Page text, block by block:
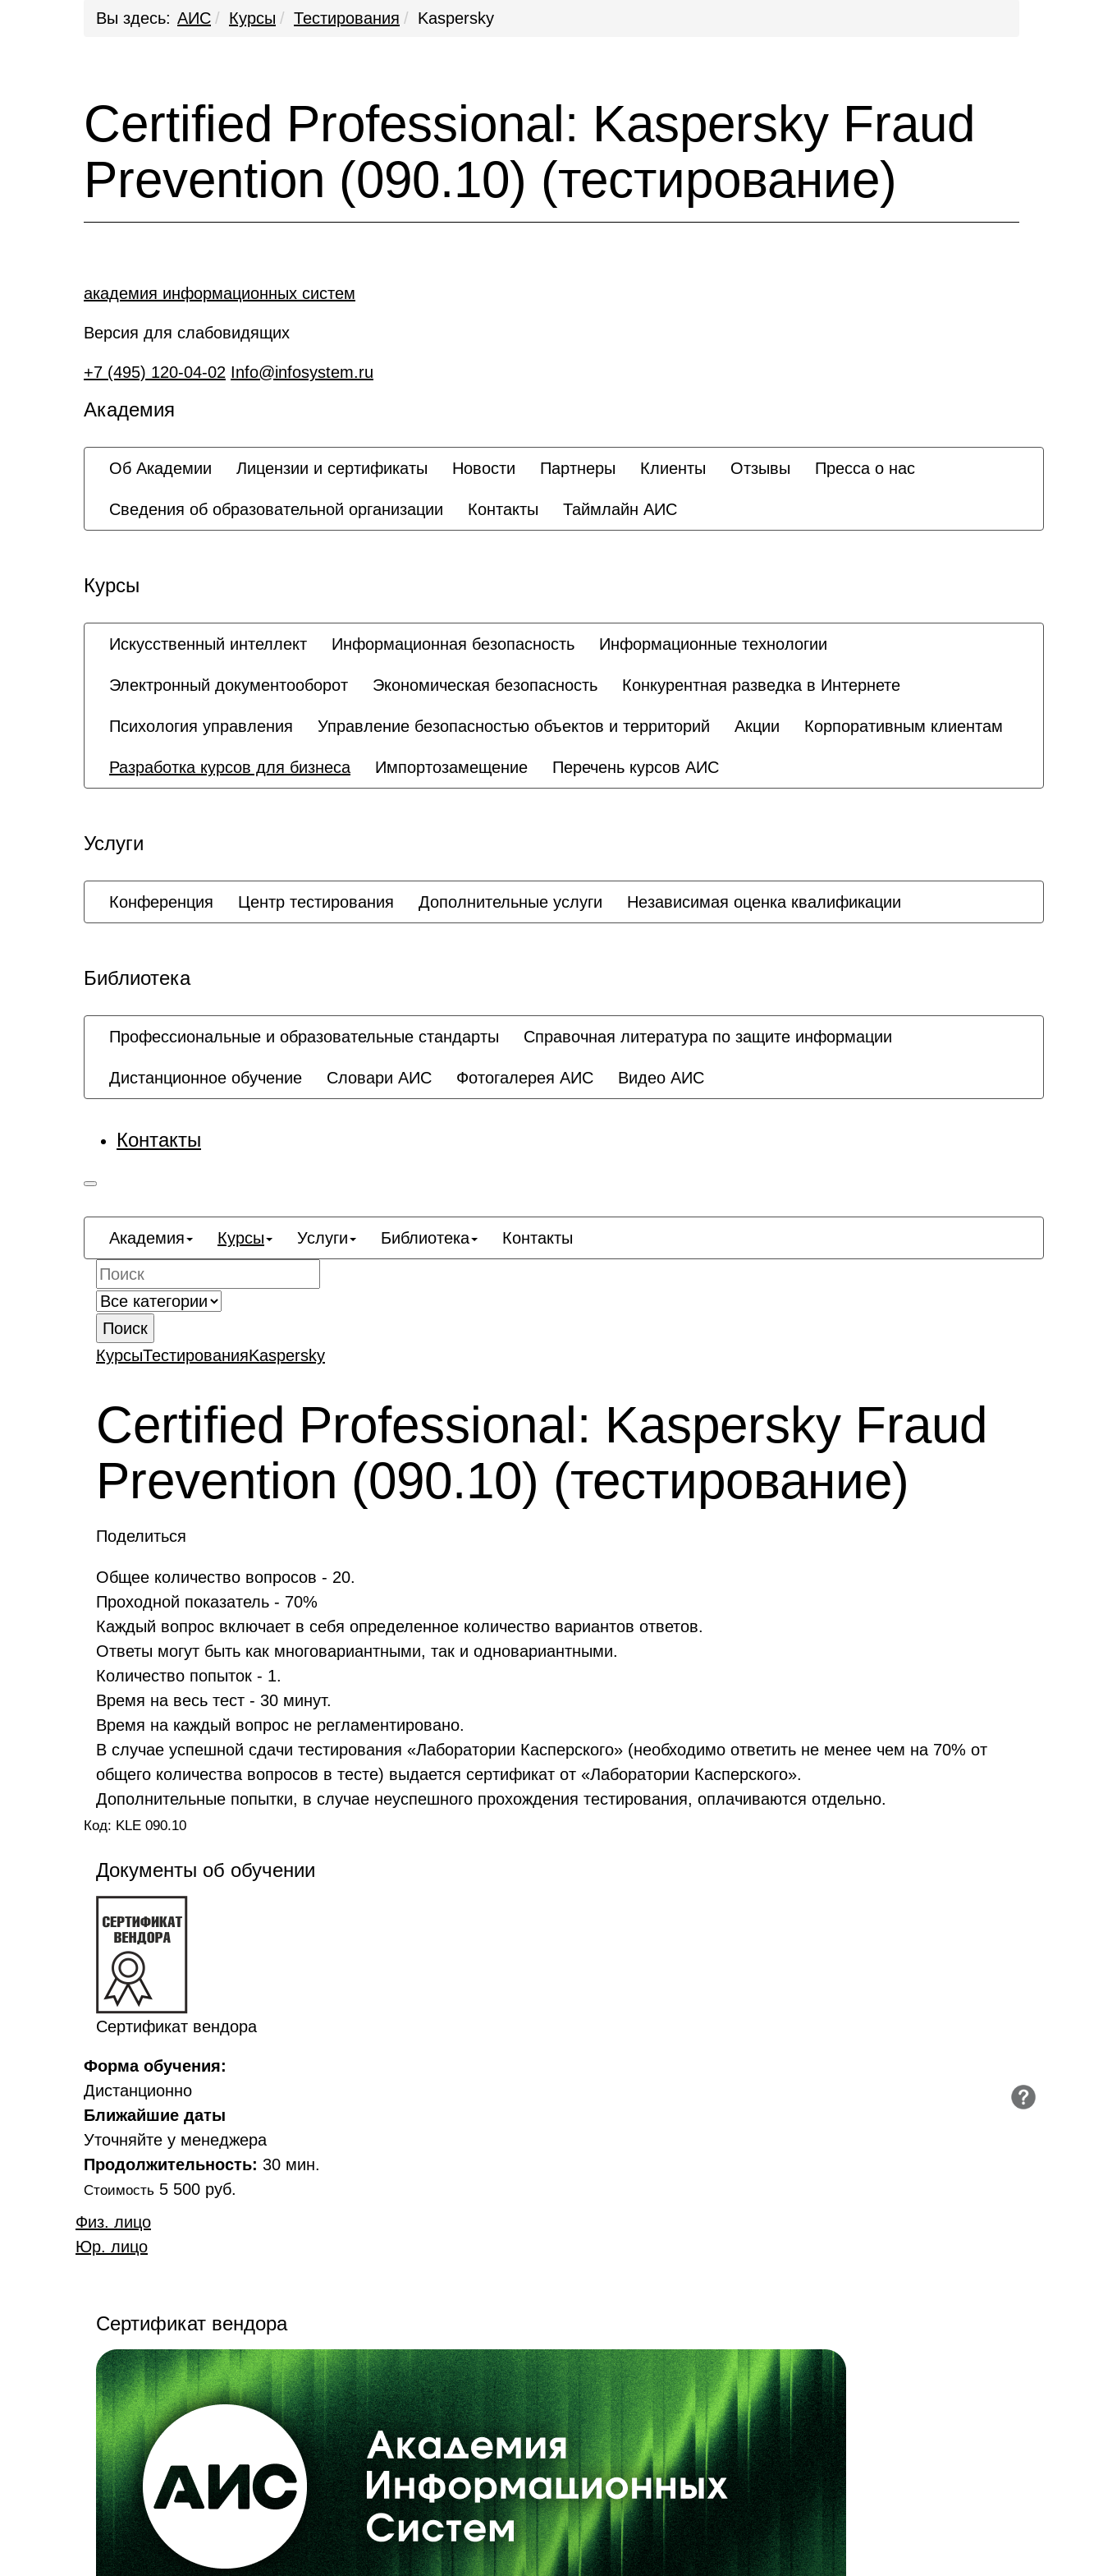
Вы здесь: АИС Курсы Тестирования Kaspersky
Certified Professional: Kaspersky Fraud
Prevention (090.10) (тестирование)
академия информационных систем
Версия для слабовидящих
+7 (495) 120-04-02 Info@infosystem.ru
Академия
Об Академии Лицензии и сертификаты Новости Партнеры Клиенты Отзывы Пресса о нас
Сведения об образовательной организации Контакты Таймлайн АИС
Курсы
Искусственный интеллект Информационная безопасность Информационные технологии
Электронный документооборот Экономическая безопасность Конкурентная разведка в Интернете
Психология управления Управление безопасностью объектов и территорий Акции Корпоративным клиентам
Разработка курсов для бизнеса Импортозамещение Перечень курсов АИС
Услуги
Конференция Центр тестирования Дополнительные услуги Независимая оценка квалификации
Библиотека
Профессиональные и образовательные стандарты Справочная литература по защите информации
Дистанционное обучение Словари АИС Фотогалерея АИС Видео АИС
Контакты
Академия Курсы Услуги Библиотека Контакты
Поиск
КурсыТестированияKaspersky
Certified Professional: Kaspersky Fraud
Prevention (090.10) (тестирование)
Поделиться
Общее количество вопросов - 20.
Проходной показатель - 70%
Каждый вопрос включает в себя определенное количество вариантов ответов.
Ответы могут быть как многовариантными, так и одновариантными.
Количество попыток - 1.
Время на весь тест - 30 минут.
Время на каждый вопрос не регламентировано.
В случае успешной сдачи тестирования «Лаборатории Касперского» (необходимо ответить не менее чем на 70% от
общего количества вопросов в тесте) выдается сертификат от «Лаборатории Касперского».
Дополнительные попытки, в случае неуспешного прохождения тестирования, оплачиваются отдельно.
Код: KLE 090.10
Документы об обучении
Сертификат вендора
Форма обучения:
Дистанционно
Ближайшие даты
Уточняйте у менеджера
Продолжительность: 30 мин.
Стоимость 5 500 руб.
Физ. лицо
Юр. лицо
Сертификат вендора